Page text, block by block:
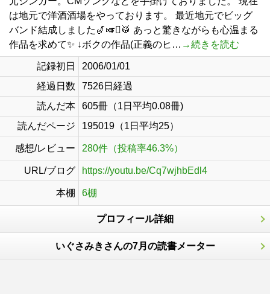
は地元で洋酒酒場をやっております。 最近地元でビッグ
バンド結成しました🎷🎺🪊🥁 あっと驚きながらも心温まる
作品を求めて✨ ↓ボクの作品(正義のヒ… →続きを読む
記録初日
2006/01/01
経過日数
7526日経過
読んだ本
605冊（1日平均0.08冊)
読んだページ
195019（1日平均25）
感想/レビュー 280件（投稿率46.3%）
URL/ブログ https://youtu.be/Cq7wjhbEdl4
本棚 6棚
プロフィール詳細
いぐさみきさんの7月の読書メーター